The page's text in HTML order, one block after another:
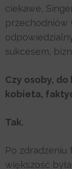
ciekawe,
przechodniów
sukcesem,
Czy osoby,
kobieta,
Tak.
Po
większość